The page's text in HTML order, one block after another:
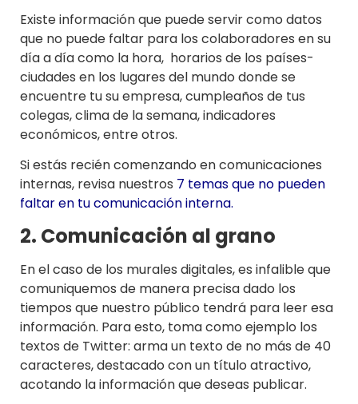
Existe información que puede servir como datos
que no puede faltar para los colaboradores en su
día a día como la hora, horarios de los países-
ciudades en los lugares del mundo donde se
encuentre tu su empresa, cumpleaños de tus
colegas, clima de la semana, indicadores
económicos, entre otros.
Si estás recién comenzando en comunicaciones
internas, revisa nuestros 7 temas que no pueden
faltar en tu comunicación interna.
2. Comunicación al grano
En el caso de los murales digitales, es infalible que
comuniquemos de manera precisa dado los
tiempos que nuestro público tendrá para leer esa
información. Para esto, toma como ejemplo los
textos de Twitter: arma un texto de no más de 40
caracteres, destacado con un título atractivo,
acotando la información que deseas publicar.